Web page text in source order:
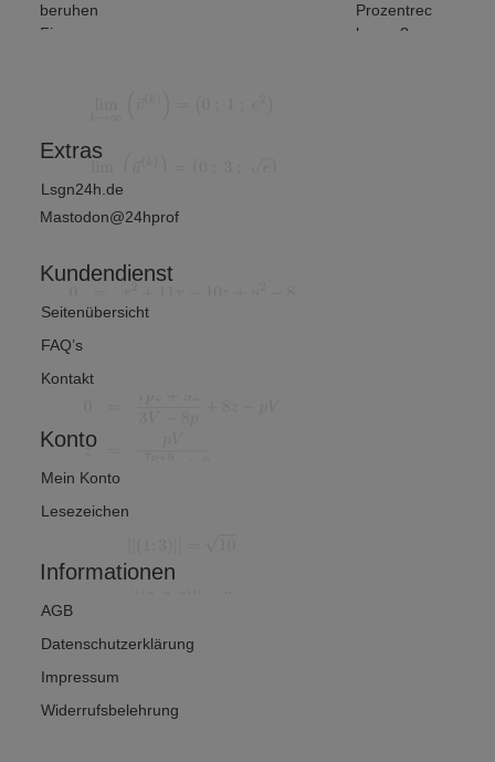
beruhen
Finanz-
Prozentrec
hnung?
Extras
Lsgn24h.de
Mastodon@24hprof
Kundendienst
Seitenübersicht
FAQ’s
Kontakt
Konto
Mein Konto
Lesezeichen
Informationen
AGB
Datenschutzerklärung
Impressum
Widerrufsbelehrung